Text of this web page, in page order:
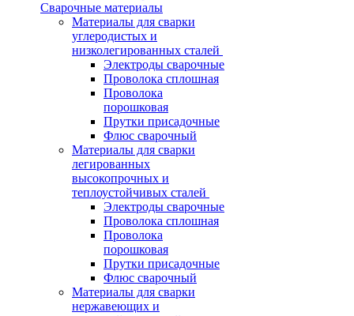
Сварочные материалы
Материалы для сварки
углеродистых и
низколегированных сталей
Электроды сварочные
Проволока сплошная
Проволока
порошковая
Прутки присадочные
Флюс сварочный
Материалы для сварки
легированных
высокопрочных и
теплоустойчивых сталей
Электроды сварочные
Проволока сплошная
Проволока
порошковая
Прутки присадочные
Флюс сварочный
Материалы для сварки
нержавеющих и